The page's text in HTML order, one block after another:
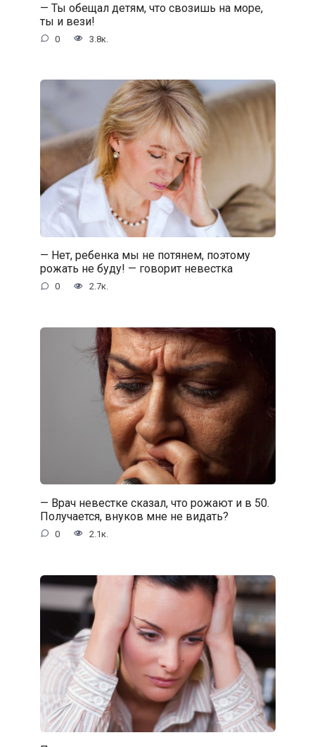
— Ты обещал детям, что свозишь на море,
ты и вези!
0 3.8к.
— Нет, ребенка мы не потянем, поэтому
рожать не буду! — говорит невестка
0 2.7к.
— Врач невестке сказал, что рожают и в 50.
Получается, внуков мне не видать?
0 2.1к.